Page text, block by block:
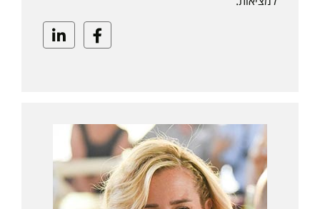
Linkedin